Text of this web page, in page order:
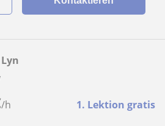
/h 1. Lektion gratis